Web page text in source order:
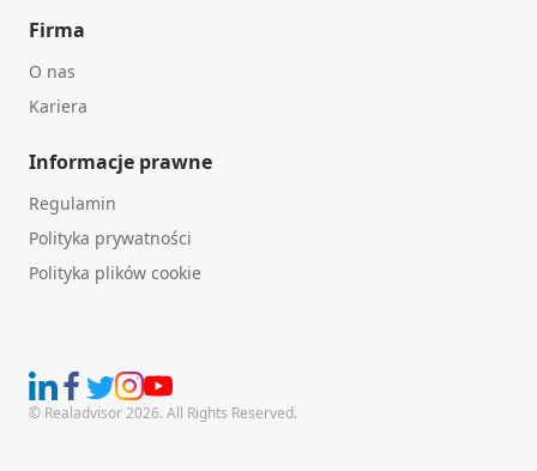
Firma
O nas
Kariera
Informacje prawne
Regulamin
Polityka prywatności
Polityka plików cookie
© Realadvisor 2026. All Rights Reserved.